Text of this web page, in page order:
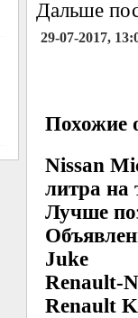
Дальше
29-07-2017,
Похожие
Nissan
литра на
Лучше
Juke
Renault-
Renault